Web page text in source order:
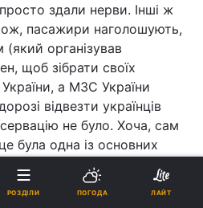
здали нерви. Інші ж
пасажири наголошують,
організував
щоб зібрати своїх
а МЗС України
відвезти українців
не було. Хоча, сам
була одна із основних
видання.
РОЗДІЛИ ПОГОДА ЛАЙТ